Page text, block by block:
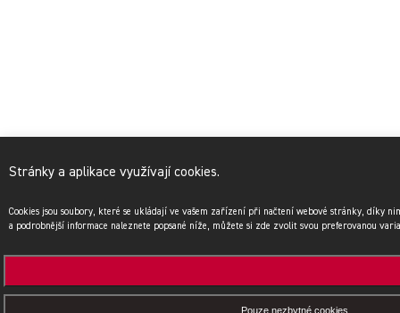
Stránky a aplikace využívají cookies.
Cookies jsou soubory, které se ukládají ve vašem zařízení při načtení webové stránky, díky
a podrobnější informace naleznete popsané níže, můžete si zde zvolit svou preferovanou
Pouze nezbytné cookies